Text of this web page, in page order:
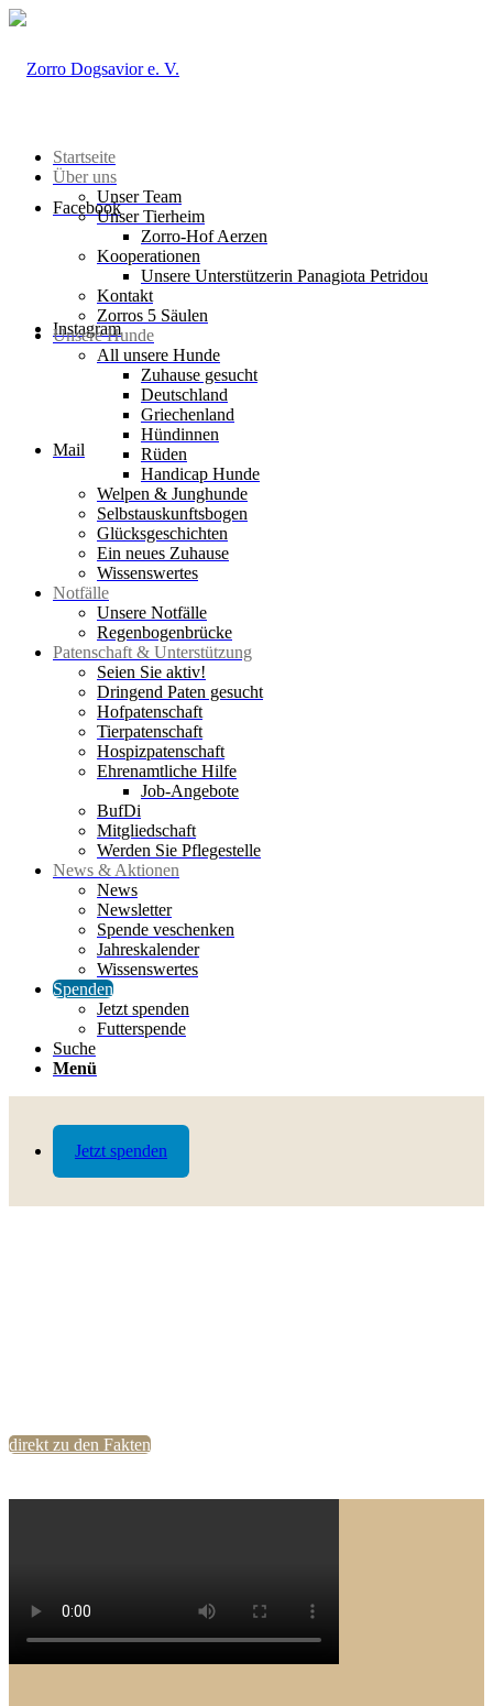
Jetzt spenden
Facebook
Instagram
Mail
Startseite
Über uns
Unser Team
Unser Tierheim
Zorro-Hof Aerzen
Kooperationen
Unsere Unterstützerin Panagiota Petridou
Kontakt
Zorros 5 Säulen
Unsere Hunde
All unsere Hunde
Zuhause gesucht
Deutschland
Griechenland
Hündinnen
Rüden
Handicap Hunde
Welpen & Junghunde
Selbstauskunftsbogen
Glücksgeschichten
Ein neues Zuhause
Wissenswertes
Notfälle
Unsere Notfälle
Regenbogenbrücke
Patenschaft & Unterstützung
Seien Sie aktiv!
Dringend Paten gesucht
Hofpatenschaft
Tierpatenschaft
Hospizpatenschaft
Ehrenamtliche Hilfe
Job-Angebote
BufDi
Mitgliedschaft
Werden Sie Pflegestelle
News & Aktionen
News
Newsletter
Spende veschenken
Jahreskalender
Wissenswertes
Spenden
Jetzt spenden
Futterspende
Suche
Menü
direkt zu den Fakten